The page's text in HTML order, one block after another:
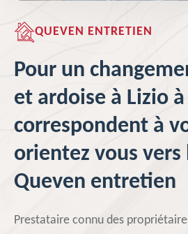
QUEVEN ENTRETIEN
Pour un
et ardoise à Lizio
correspondent à
orientez vous vers
Queven entretien
Prestataire connu des